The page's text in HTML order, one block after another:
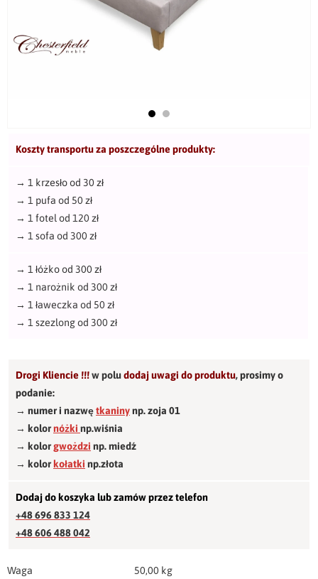
Koszty transportu za poszczególne produkty:
→ 1 krzesło od 30 zł
→ 1 pufa od 50 zł
→ 1 fotel od 120 zł
→ 1 sofa od 300 zł
→ 1 łóżko od 300 zł
→ 1 narożnik od 300 zł
→ 1 ławeczka od 50 zł
→ 1 szezlong od 300 zł
Drogi Kliencie !!!w poludodaj uwagi do produktu,prosimy o
podanie:
→ numer i nazwętkaninynp. zoja 01
→ kolornóżki np.wiśnia
→ kolorgwożdzi np. miedź
→ kolorkołatki np.złota
Dodaj do koszyka lub zamów przez telefon
+48 696 833 124
+48 606 488 042
Waga 50,00 kg